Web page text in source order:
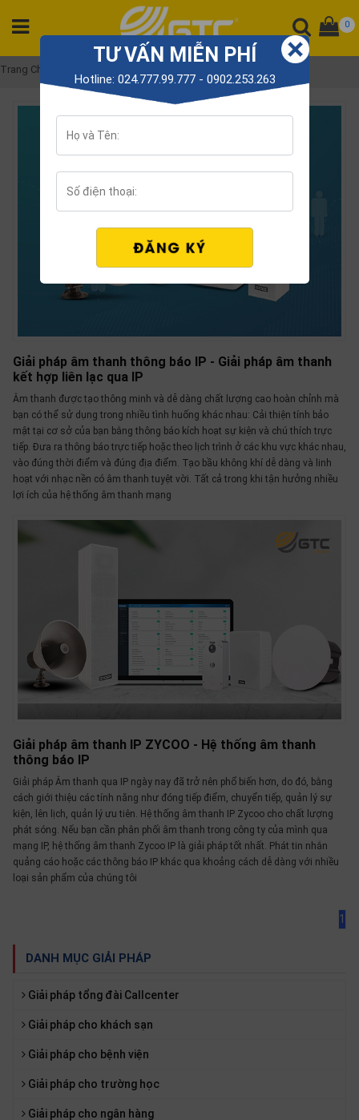
0
Trang Chủ
Giải pháp âm thanh thông báo IP - Giải pháp âm thanh
kết hợp liên lạc qua IP
Âm thanh được tạo thông minh và dễ dàng chất lượng cao hoàn chỉnh mà
bạn có thể sử dụng trong nhiều tình huống khác nhau: Cải thiện tính bảo
mật tại cơ sở của bạn bằng thông báo kích hoạt sự kiện và chú thích trực
tiếp. Đưa ra thông báo trực tiếp hoặc theo lịch trình ở các khu vực khác nhau,
vào đúng thời điểm và đúng địa điểm. Tạo bầu không khí dễ dàng và linh
hoạt với nhạc nền có âm thanh tuyệt vời. Tất cả trong khi tận hưởng nhiều
lợi ích của hệ thống âm thanh mạng
Giải pháp âm thanh IP ZYCOO - Hệ thống âm thanh
thông báo IP
Giải pháp Âm thanh qua IP ngày nay đã trở nên phổ biến hơn, do đó, bằng
cách giới thiệu các tính năng như đóng tiếp điểm, chuyển tiếp, quản lý sự
kiện, lên lịch, quản lý ưu tiên. Hệ thống âm thanh IP Zycoo cho chất lượng
phát sóng. Nếu bạn cần phân phối âm thanh trong công ty của mình qua
mạng IP, hệ thống âm thanh Zycoo IP là giải pháp tốt nhất. Phát tin nhắn
quảng cáo hoặc các thông báo IP khác qua khoảng cách dễ dàng với nhiều
loại sản phẩm của chúng tôi
1
DANH MỤC GIẢI PHÁP
Giải pháp tổng đài Callcenter
Giải pháp cho khách sạn
Giải pháp cho bệnh viện
Giải pháp cho trường học
Giải pháp cho ngân hàng
DANH
nghị
SP
khác
DANH
MỤC
KHÁC
Giải
Dịch
Liên
hệ
thiệu
NGÔN
NGỮ
Tiếng
việt
English
TƯ VẤN MIỄN PHÍ
Hotline: 024.777.99.777 - 0902.253.263